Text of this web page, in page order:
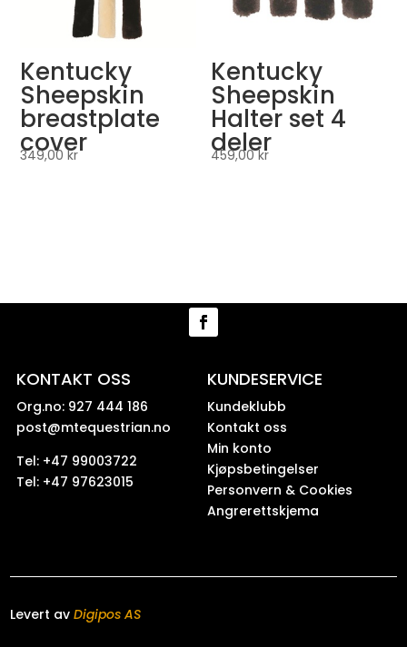
Kentucky
Sheepskin
breastplate
cover
349,00kr
Kentucky
Sheepskin
Halter set 4
deler
459,00kr
KONTAKT OSS
Org.no: 927 444 186
post@mtequestrian.no
Tel: +47 99003722
Tel: +47 97623015
KUNDESERVICE
Kundeklubb
Kontakt oss
Min konto
Kjøpsbetingelser
Personvern & Cookies
Angrerettskjema
Levert avDigipos AS